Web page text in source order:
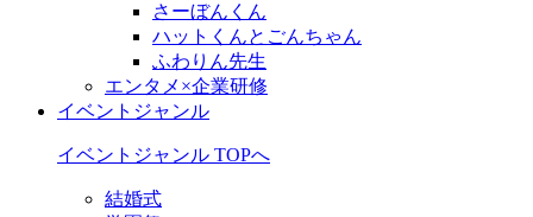
さーぼんくん
ハットくんとごんちゃん
ふわりん先生
エンタメ×企業研修
イベントジャンル
イベントジャンル TOPへ
結婚式